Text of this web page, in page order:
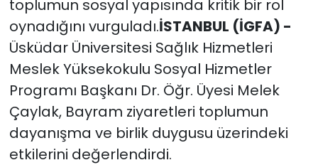
toplumun sosyal yapısında kritik bir rol
oynadığını vurguladı.İSTANBUL (İGFA) -
Üsküdar Üniversitesi Sağlık Hizmetleri
Meslek Yüksekokulu Sosyal Hizmetler
Programı Başkanı Dr. Öğr. Üyesi Melek
Çaylak, Bayram ziyaretleri toplumun
dayanışma ve birlik duygusu üzerindeki
etkilerini değerlendirdi.